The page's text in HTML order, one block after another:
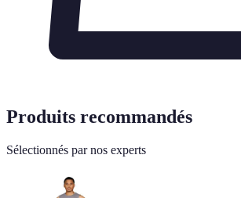
Produits recommandés
Sélectionnés par nos experts